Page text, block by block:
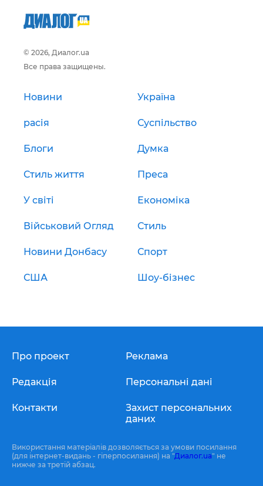
© 2026, Диалог.ua
Все права защищены.
Новини Україна
расія Суспільство
Блоги Думка
Стиль життя Преса
У світі Економіка
Військовий Огляд Стиль
Новини Донбасу Спорт
США Шоу-бізнес
Про проект
Редакція
Контакти
Реклама
Персональні дані
Захист персональних
даних
Використання матеріалів дозволяється за умови посилання
(для інтернет-видань - гіперпосилання) на "Диалог.ua" не
нижче за третій абзац.